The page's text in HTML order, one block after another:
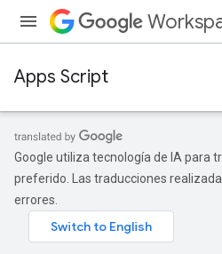
Apps Script
Google utiliza tecnología de IA para
preferido. Las traducciones
errores.